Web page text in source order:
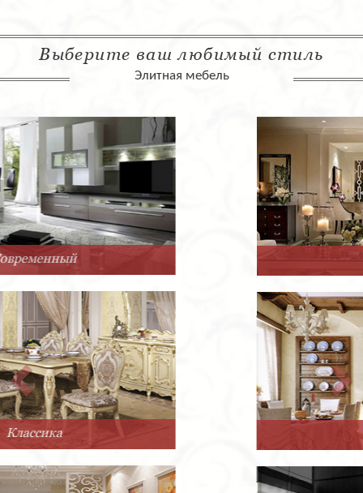
Выберите ваш любимый стиль
Элитная мебель